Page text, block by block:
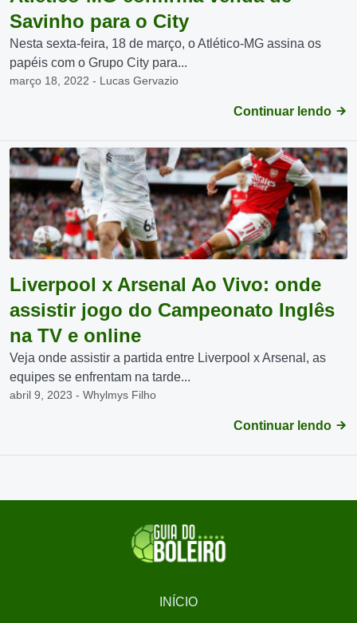
Savinho para o City
Nesta sexta-feira, 18 de março, o Atlético-MG assina os
papéis com o Grupo City para...
março 18, 2022 - Lucas Gervazio
Continuar lendo
Liverpool x Arsenal Ao Vivo: onde
assistir jogo do Campeonato Inglês
na TV e online
Veja onde assistir a partida entre Liverpool x Arsenal, as
equipes se enfrentam na tarde...
abril 9, 2023 - Whylmys Filho
Continuar lendo
INÍCIO